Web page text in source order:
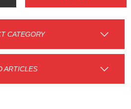
CATEGORY
ARTICLES